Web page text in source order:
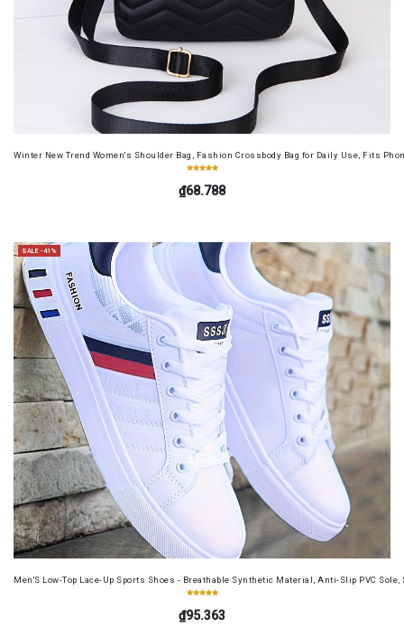
Winter New Trend Women's Shoulder Bag, Fashion Crossbody Bag for Daily Use, Fits
₫68.788
SALE -41%
Men'S Low-Top Lace-Up Sports Shoes - Breathable Synthetic Material, Anti-Slip PVC
₫95.363